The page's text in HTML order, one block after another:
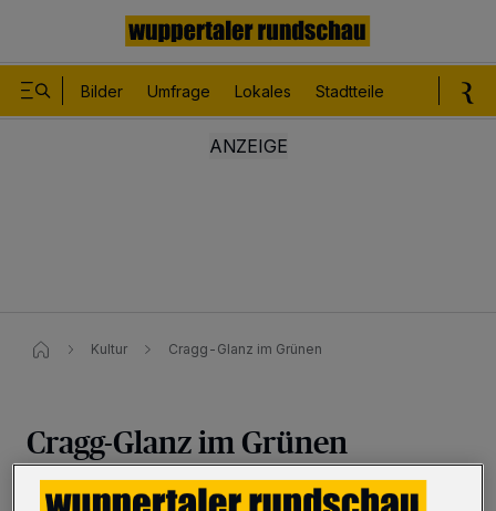
Bilder Umfrage Lokales Stadtteile
Kultur Cragg-Glanz im Grünen
Cragg-Glanz im Grünen
Wuppertal·Schön, wenn man solche Nachbarn hat: